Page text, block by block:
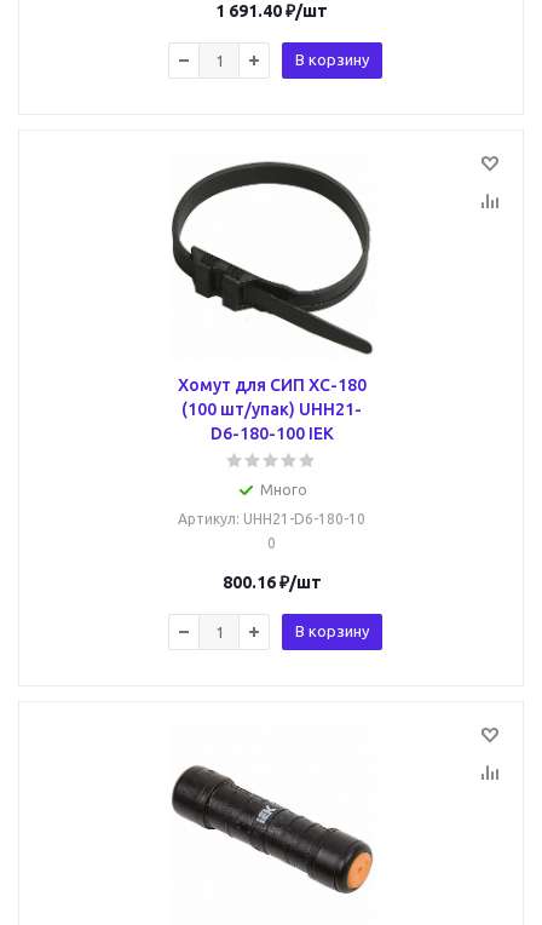
1 691.40₽/шт
В корзину
Хомут для СИП ХС-180
(100 шт/упак) UHH21-
D6-180-100 IEK
Много
Артикул: UHH21-D6-180-10
0
800.16₽/шт
В корзину